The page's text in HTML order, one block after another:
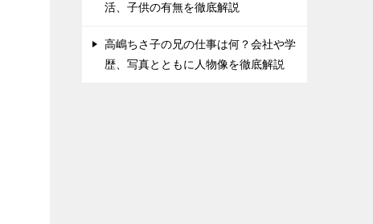
活、子供の有無を徹底解説
高嶋ちさ子の兄の仕事は何？会社や学
歴、写真とともに人物像を徹底解説